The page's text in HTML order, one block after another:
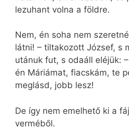
lezuhant volna a földre.
Nem, én soha nem
látni! – tiltakozott József, s
utánuk fut, s odaáll eléjük:
én Máriámat, fiacskám, te
meglásd, jobb lesz!
De így nem emelhető ki a
verméből.